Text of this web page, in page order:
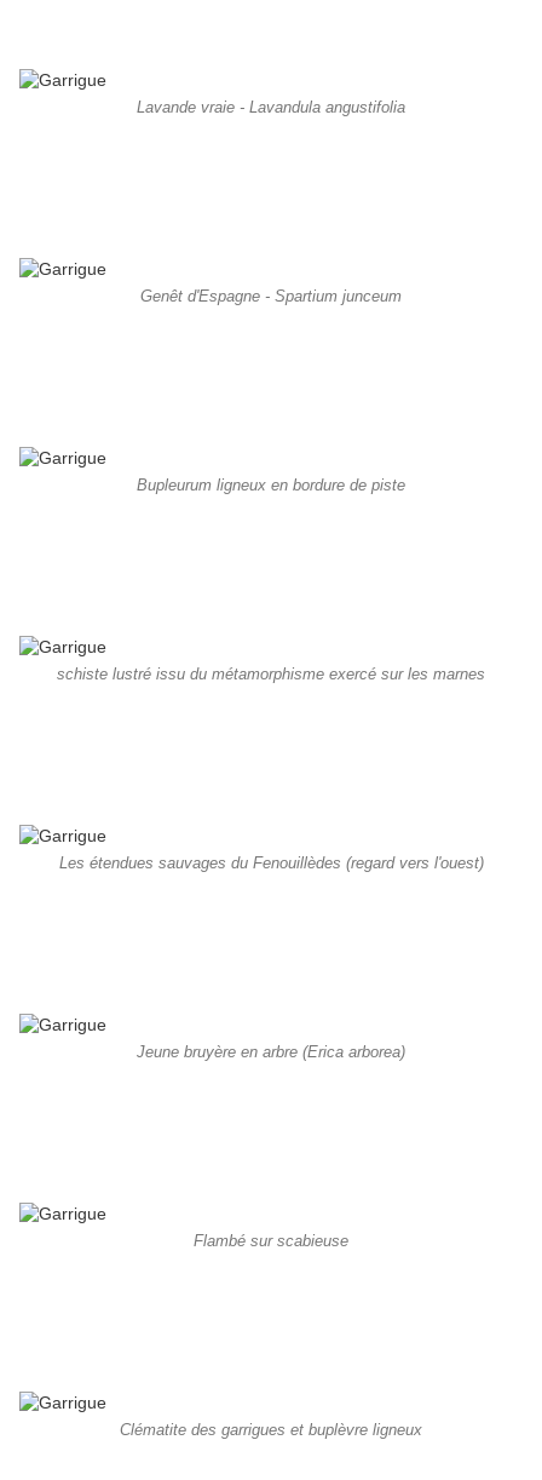
Lavande vraie - Lavandula angustifolia
Genêt d'Espagne - Spartium junceum
Bupleurum ligneux en bordure de piste
schiste lustré issu du métamorphisme exercé sur les marnes
Les étendues sauvages du Fenouillèdes (regard vers l'ouest)
Jeune bruyère en arbre (Erica arborea)
Flambé sur scabieuse
Clématite des garrigues et buplèvre ligneux